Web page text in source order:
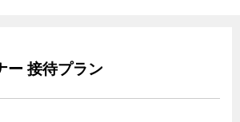
ー 接待プラン